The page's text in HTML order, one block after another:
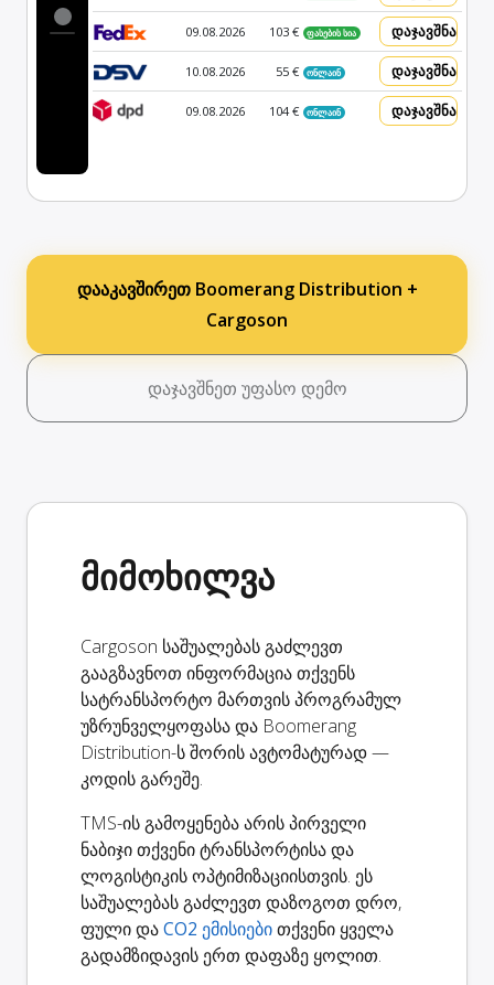
09.08.2026 103 € ფასების სია დაჯავშნა
10.08.2026 55 € ონლაინ დაჯავშნა
09.08.2026 104 € ონლაინ დაჯავშნა
დააკავშირეთ Boomerang Distribution +
Cargoson
დაჯავშნეთ უფასო დემო
მიმოხილვა
Cargoson საშუალებას გაძლევთ
გააგზავნოთ ინფორმაცია თქვენს
სატრანსპორტო მართვის პროგრამულ
უზრუნველყოფასა და Boomerang
Distribution-ს შორის ავტომატურად —
კოდის გარეშე.
TMS-ის გამოყენება არის პირველი
ნაბიჯი თქვენი ტრანსპორტისა და
ლოგისტიკის ოპტიმიზაციისთვის. ეს
საშუალებას გაძლევთ დაზოგოთ დრო,
ფული დაCO2 ემისიებითქვენი ყველა
გადამზიდავის ერთ დაფაზე ყოლით.